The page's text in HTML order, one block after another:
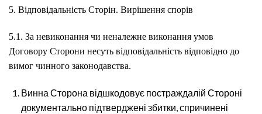
5. Відповідальність Сторін. Вирішення спорів
5.1. За невиконання чи неналежне виконання умов
Договору Сторони несуть відповідальність відповідно до
вимог чинного законодавства.
Винна Сторона відшкодовує постраждалій Стороні
документально підтверджені збитки, спричинені